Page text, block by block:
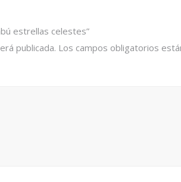
estrellas celestes”
publicada. Los campos obligatorios